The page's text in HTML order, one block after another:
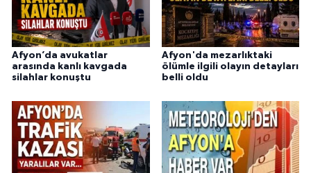
Afyon’da avukatlar
arasında kanlı kavgada
silahlar konuştu
Afyon'da mezarlıktaki
ölümle ilgili olayın detayları
belli oldu